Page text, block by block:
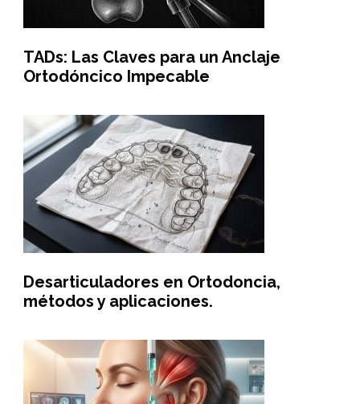
TADs: Las Claves para un Anclaje
Ortodóncico Impecable
Desarticuladores en Ortodoncia,
métodos y aplicaciones.